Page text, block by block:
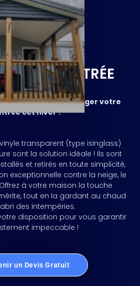
VOTRE ENTRÉE
HIVER
solution pour protéger votre
cet hiver ?
transparent (type isinglass)
sont la solution idéale ! Ils sont
et retirés en toute simplicité,
exceptionnelle contre la neige, le
à votre maison la touche
tout en la gardant au chaud
des intempéries.
disposition pour vous garantir
impeccable !
un Devis Gratuit